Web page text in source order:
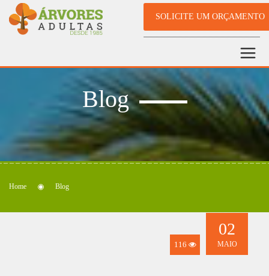
SOLICITE UM ORÇAMENTO
Blog
Home Blog
116
02
MAIO